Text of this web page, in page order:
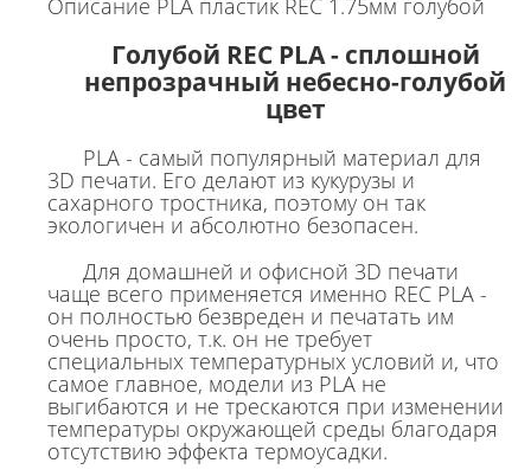
Описание PLA пластик REC 1.75мм голубой
Голубой REC PLA - сплошной
непрозрачный небесно-голубой
цвет
PLA - самый популярный материал для
3D печати. Его делают из кукурузы и
сахарного тростника, поэтому он так
экологичен и абсолютно безопасен.
Для домашней и офисной 3D печати
чаще всего применяется именно REC PLA -
он полностью безвреден и печатать им
очень просто, т.к. он не требует
специальных температурных условий и, что
самое главное, модели из PLA не
выгибаются и не трескаются при изменении
температуры окружающей среды благодаря
отсутствию эффекта термоусадки.